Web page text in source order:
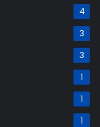
4
3
3
1
1
1